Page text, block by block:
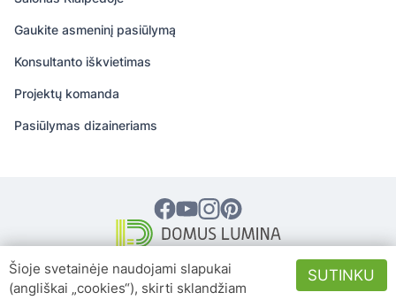
Gaukite asmeninį pasiūlymą
Konsultanto iškvietimas
Projektų komanda
Pasiūlymas dizaineriams
© 2026 DOMUS LUMINA – Visos teisės
saugomos
Šioje svetainėje naudojami slapukai
(angliškai „cookies“), skirti sklandžiam
SUTINKU